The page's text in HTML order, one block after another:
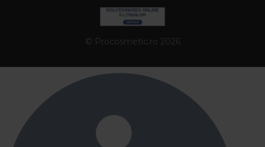
© Procosmetic.ro 2026